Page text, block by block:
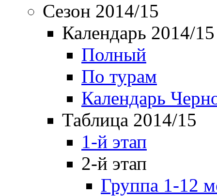
Сезон 2014/15
Календарь 2014/15
Полный
По турам
Календарь
Таблица 2014/15
1-й этап
2-й этап
Группа 1-12